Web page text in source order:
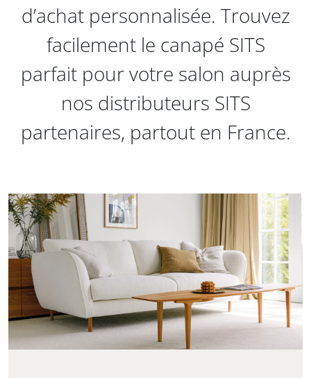
d’achat personnalisée. Trouvez
facilement le canapé SITS
parfait pour votre salon auprès
nos distributeurs SITS
partenaires, partout en France.